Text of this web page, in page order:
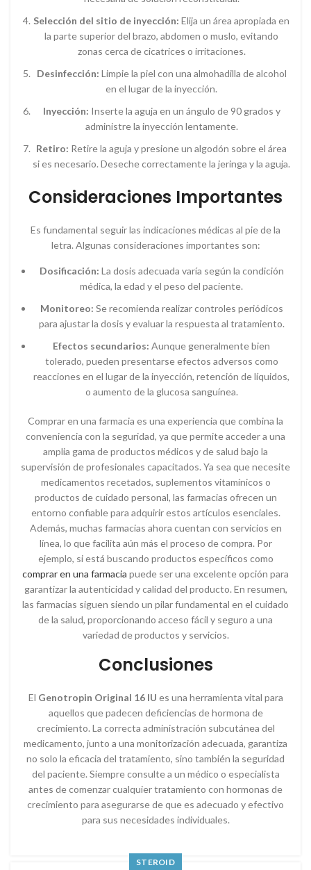
Selección del sitio de inyección: Elija un área apropiada en
la parte superior del brazo, abdomen o muslo, evitando
zonas cerca de cicatrices o irritaciones.
Desinfección: Limpie la piel con una almohadilla de alcohol
en el lugar de la inyección.
Inyección: Inserte la aguja en un ángulo de 90 grados y
administre la inyección lentamente.
Retiro: Retire la aguja y presione un algodón sobre el área
si es necesario. Deseche correctamente la jeringa y la aguja.
Consideraciones Importantes
Es fundamental seguir las indicaciones médicas al pie de la
letra. Algunas consideraciones importantes son:
Dosificación: La dosis adecuada varía según la condición
médica, la edad y el peso del paciente.
Monitoreo: Se recomienda realizar controles periódicos
para ajustar la dosis y evaluar la respuesta al tratamiento.
Efectos secundarios: Aunque generalmente bien
tolerado, pueden presentarse efectos adversos como
reacciones en el lugar de la inyección, retención de líquidos,
o aumento de la glucosa sanguínea.
Comprar en una farmacia es una experiencia que combina la
conveniencia con la seguridad, ya que permite acceder a una
amplia gama de productos médicos y de salud bajo la
supervisión de profesionales capacitados. Ya sea que necesite
medicamentos recetados, suplementos vitamínicos o
productos de cuidado personal, las farmacias ofrecen un
entorno confiable para adquirir estos artículos esenciales.
Además, muchas farmacias ahora cuentan con servicios en
línea, lo que facilita aún más el proceso de compra. Por
ejemplo, si está buscando productos específicos como
comprar en una farmacia puede ser una excelente opción para
garantizar la autenticidad y calidad del producto. En resumen,
las farmacias siguen siendo un pilar fundamental en el cuidado
de la salud, proporcionando acceso fácil y seguro a una
variedad de productos y servicios.
Conclusiones
El Genotropin Original 16 IU es una herramienta vital para
aquellos que padecen deficiencias de hormona de
crecimiento. La correcta administración subcutánea del
medicamento, junto a una monitorización adecuada, garantiza
no solo la eficacia del tratamiento, sino también la seguridad
del paciente. Siempre consulte a un médico o especialista
antes de comenzar cualquier tratamiento con hormonas de
crecimiento para asegurarse de que es adecuado y efectivo
para sus necesidades individuales.
STEROID